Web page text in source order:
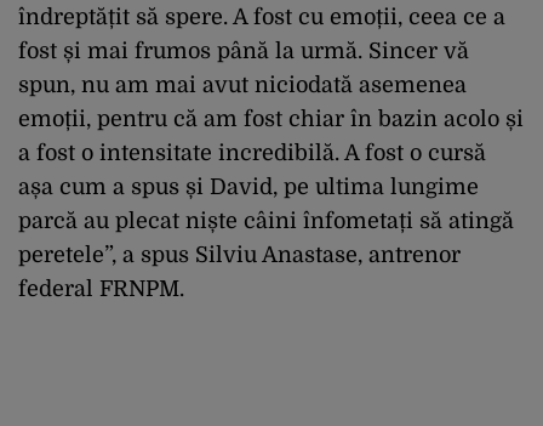
îndreptățit să spere. A fost cu emoții, ceea ce a
fost și mai frumos până la urmă. Sincer vă
spun, nu am mai avut niciodată asemenea
emoții, pentru că am fost chiar în bazin acolo și
a fost o intensitate incredibilă. A fost o cursă
așa cum a spus și David, pe ultima lungime
parcă au plecat niște câini înfometați să atingă
peretele”, a spus Silviu Anastase, antrenor
federal FRNPM.